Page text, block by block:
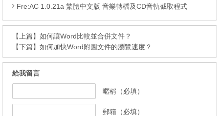
Fre:AC 1.0.21a 繁體中文版 音樂轉檔及CD音軌截取程式
【上篇】如何讓Word比較並合併文件？
【下篇】如何加快Word附圖文件的瀏覽速度？
給我留言
暱稱（必填）
郵箱（必填）